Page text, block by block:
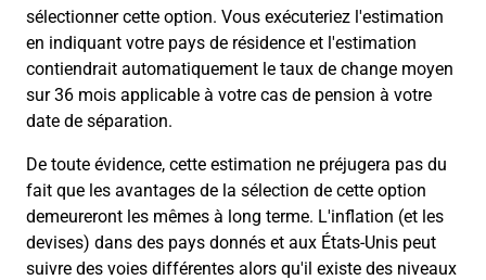
sélectionner cette option. Vous exécuteriez l'estimation
en indiquant votre pays de résidence et l'estimation
contiendrait automatiquement le taux de change moyen
sur 36 mois applicable à votre cas de pension à votre
date de séparation.
De toute évidence, cette estimation ne préjugera pas du
fait que les avantages de la sélection de cette option
demeureront les mêmes à long terme. L'inflation (et les
devises) dans des pays donnés et aux États-Unis peut
suivre des voies différentes alors qu'il existe des niveaux